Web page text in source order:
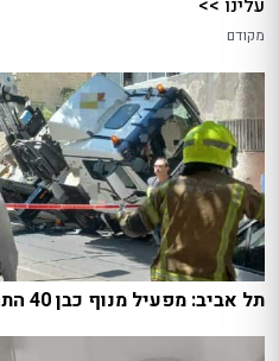
מקודם
תל אביב: מפעיל מנוף כבן 40 התחשמל למוות במהלך עבודתו